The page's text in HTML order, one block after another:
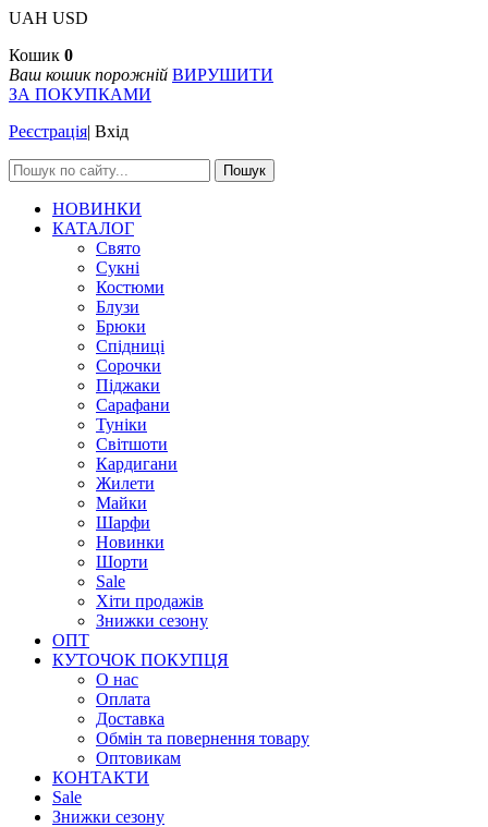
UAH USD
Кошик 0
Ваш кошик порожній ВИРУШИТИ
ЗА ПОКУПКАМИ
Реєстрація| Вхід
Пошук
НОВИНКИ
КАТАЛОГ
Свято
Сукні
Костюми
Блузи
Брюки
Спідниці
Сорочки
Піджаки
Сарафани
Туніки
Світшоти
Кардигани
Жилети
Майки
Шарфи
Новинки
Шорти
Sale
Хіти продажів
Знижки сезону
ОПТ
КУТОЧОК ПОКУПЦЯ
О нас
Оплата
Доставка
Обмін та повернення товару
Оптовикам
КОНТАКТИ
Sale
Знижки сезону